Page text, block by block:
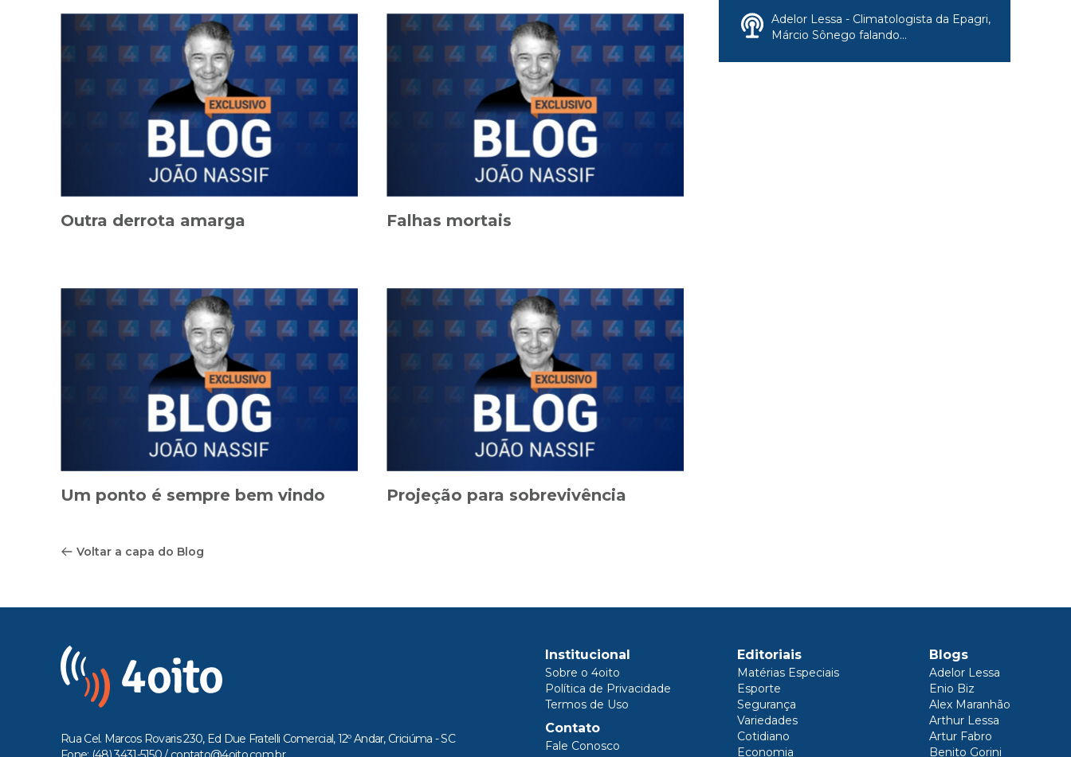
Outra derrota amarga Falhas mortais
Um ponto é sempre bem vindo Projeção para sobrevivência
Voltar a capa do Blog
Adelor Lessa - Climatologista da Epagri,
Márcio Sônego falando...
Rua Cel. Marcos Rovaris 230, Ed Due Fratelli Comercial, 12º Andar, Criciúma - SC
Institucional
Sobre o 4oito
Política de Privacidade
Termos de Uso
Contato
Fale Conosco
Editoriais
Matérias Especiais
Esporte
Segurança
Variedades
Cotidiano
Economia
Blogs
Adelor Lessa
Enio Biz
Alex Maranhão
Arthur Lessa
Artur Fabro
Benito Gorini